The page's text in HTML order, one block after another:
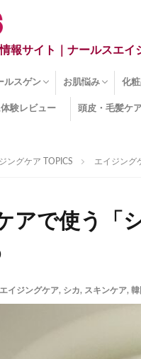
報サイト｜ナールスエイ
ルスゲン
ルスゲンとは？
ルスゲン関連成分
お肌悩み
インナードライ肌
くすみ
目の下のクマ
しみ
しわ
顔・頭皮のたるみ
ほうれい線
毛穴
手荒れ
乾燥肌
敏感肌
紫外線ダメージ
薄毛
その他のお肌悩み
化
エ
化粧
美容
保
酵素
ハ
フ
ほう
コラ
メ
洗顔
オ
そ
験レビュー 頭皮・毛髪ケア
ングケア TOPICS エイジング
アで使う「
エイジングケア, シカ, スキンケア, 韓